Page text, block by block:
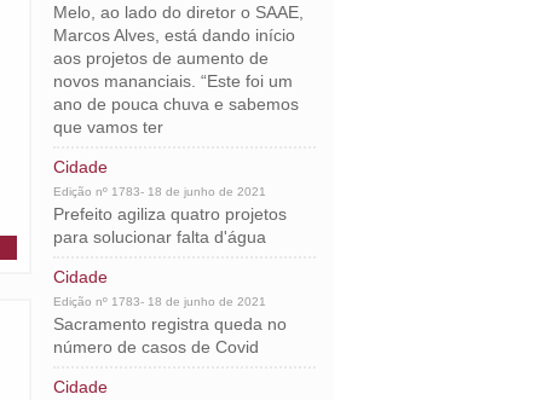
Melo, ao lado do diretor o SAAE,
Marcos Alves, está dando início
aos projetos de aumento de
novos mananciais. “Este foi um
ano de pouca chuva e sabemos
que vamos ter
Cidade
Edição nº 1783- 18 de junho de 2021
Prefeito agiliza quatro projetos
para solucionar falta d'água
Cidade
Edição nº 1783- 18 de junho de 2021
Sacramento registra queda no
número de casos de Covid
Cidade